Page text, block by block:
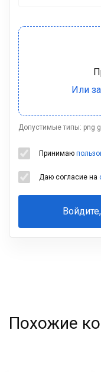
Допустимые типы: png
Принимаю
Даю согласие на
Ваша
Похожие